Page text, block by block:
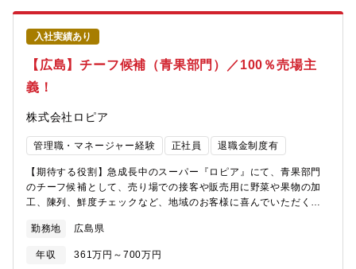
います。・一頭買いだからこその品揃え！他では味わえない「シ
ャトーブリアン」のような様々なレアなお肉を取り揃えていま
す。・プライベートブランドのウィンナーはNo.1の売上と買上点
数！【キャリアパス】チーフ候補として入社した場合は、最短2～
3ヶ月/平均10～12ヶ月にて、チーフへ昇格することが可能です。
その後は、部長・本部長（最年少28歳で部長就任事例有）やグル
とができます。※チーフ最高実績年収：1000万円以上／チーフ以
上平均年収：700万円以上【魅力】「個店主義」のため、各売り場
のチーフが最大限の権利と責任を持ち、売る商品の選定や仕入
い、地域のお客様の満足度向上と売上げ・利益拡大を目指しま
す。チーフになればPB商品の企画開発なども携われます。
入社実績あり
【広島】チーフ候補（青果部門）／100％売場主
義！
株式会社ロピア
管理職・マネージャー経験 正社員 退職金制度有
【期待する役割】急成長中のスーパー『ロピア』にて、青果部門
のチーフ候補として、売り場での接客や販売用に野菜や果物の加
工、陳列、鮮度チェックなど、地域のお客様に喜んでいただくた
部のチーフとして、地域のお客様の満足度向上のために、最大限
の権利と責任を持ち、売上・利益アップをミッションとしてご活
躍いただきます。★自分の裁量で商品を買付け、仕入れ、価格を
勤務地 広島県
年収 361万円～700万円